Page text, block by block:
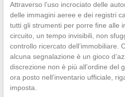
Attraverso l’uso incrociato delle
delle immagini aeree e dei registri
tutti gli strumenti per porre fine alle
circuito, un tempo invisibili, non
controllo ricercato dell’immobiliare.
alcuna segnalazione è un gioco
discrezione non è più all’ordine del
ora posto nell’inventario ufficiale,
imposta.